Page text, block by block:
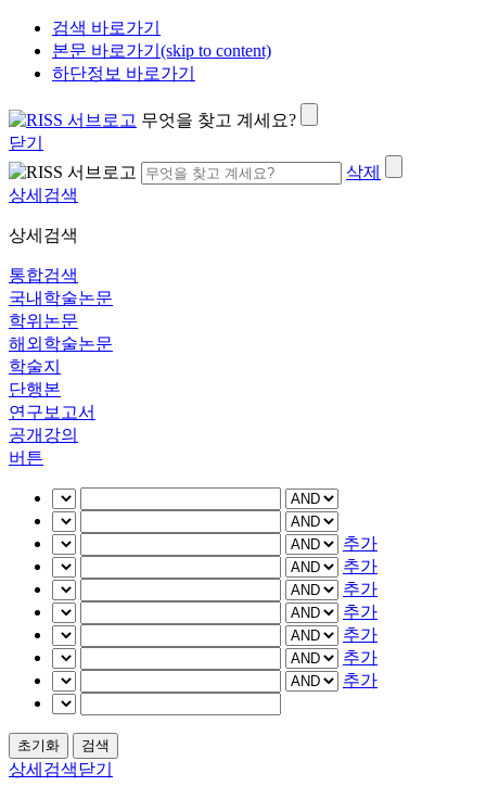
검색 바로가기
본문 바로가기(skip to content)
하단정보 바로가기
무엇을 찾고 계세요?
닫기
삭제
상세검색
상세검색
통합검색
국내학술논문
학위논문
해외학술논문
학술지
단행본
연구보고서
공개강의
버튼
추가
추가
추가
추가
추가
추가
추가
상세검색닫기